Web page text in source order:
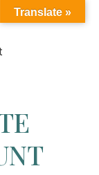
Translate »